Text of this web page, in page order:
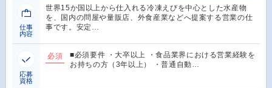
仕事
内容
世界15か国以上から仕入れる冷凍えびを中心とした水産物
を、国内の問屋や量販店、外食産業などへ提案する営業の仕
事です。安定…
応募
資格
必須
■必須要件 ・大卒以上 ・食品業界における営業経験を
お持ちの方（3年以上） ・普通自動…